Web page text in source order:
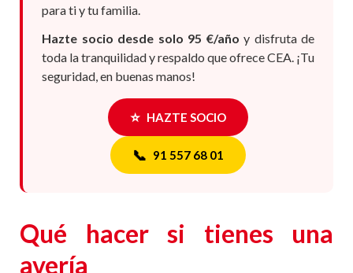
para ti y tu familia.
Hazte socio desde solo 95 €/año y disfruta de
toda la tranquilidad y respaldo que ofrece CEA. ¡Tu
seguridad, en buenas manos!
⭐ HAZTE SOCIO
📞 91 557 68 01
Qué hacer si tienes una
avería